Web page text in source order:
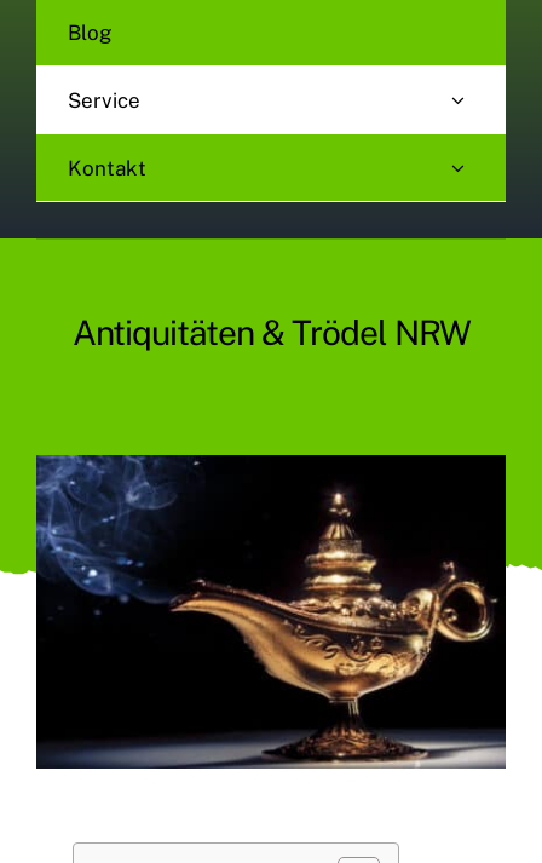
Blog
Service
Kontakt
Antiquitäten & Trödel NRW